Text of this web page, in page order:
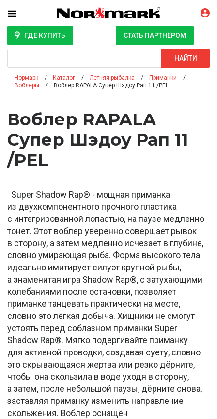
ГДЕ КУПИТЬ СТАТЬ ПАРТНЁРОМ
НАЙТИ
Нормарк Каталог Летняя рыбалка
Приманки
Воблеры
Воблер RAPALA Супер Шэдоу Рап 11 /PEL
Воблер RAPALA
Супер Шэдоу Рап 11
/PEL
Super Shadow Rap® - мощная приманка
из двухкомпонентного прочного пластика
с интегрированной лопастью, на паузе медленно
тонет. Этот воблер уверенно совершает рывок
в сторону, а затем медленно исчезает в глубине,
словно умирающая рыба. Форма высокого тела
идеально имитирует силуэт крупной рыбы,
а знаменитая игра Shadow Rap®, с затухающими
колебаниями после остановки, позволяет
приманке танцевать практически на месте,
словно это лёгкая добыча. Хищники не смогут
устоять перед соблазном приманки Super
Shadow Rap®. Мягко подергивайте приманку
для активной проводки, создавая суету, словно
это скрывающаяся жертва или резко дёрните,
чтобы она скользила в воде уходя в сторону,
а затем, после небольшой паузы, дёрните снова,
заставляя приманку изменить направление
скольжения. Воблер оснащён